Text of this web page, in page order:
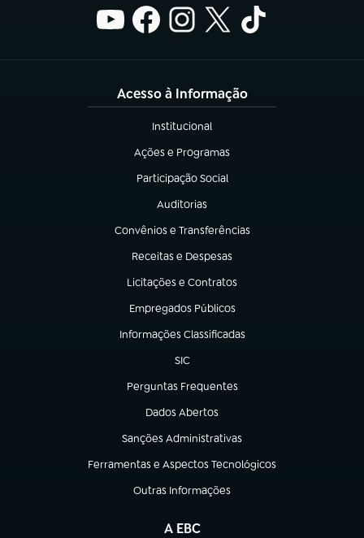
Acesso à Informação
Institucional
(abre em nova aba)
Ações e Programas
(abre em nova aba)
Participação Social
(abre em nova aba)
Auditorias
(abre em nova aba)
Convênios e Transferências
(abre em nova aba)
Receitas e Despesas
(abre em nova aba)
Licitações e Contratos
(abre em nova aba)
Empregados Públicos
(abre em nova aba)
Informações Classificadas
(abre em nova aba)
SIC
(abre em nova aba)
Perguntas Frequentes
(abre em nova aba)
Dados Abertos
(abre em nova aba)
Sanções Administrativas
(abre em nova aba)
Ferramentas e Aspectos Tecnológicos
(abre em nova aba)
Outras Informações
(abre em nova aba)
A EBC